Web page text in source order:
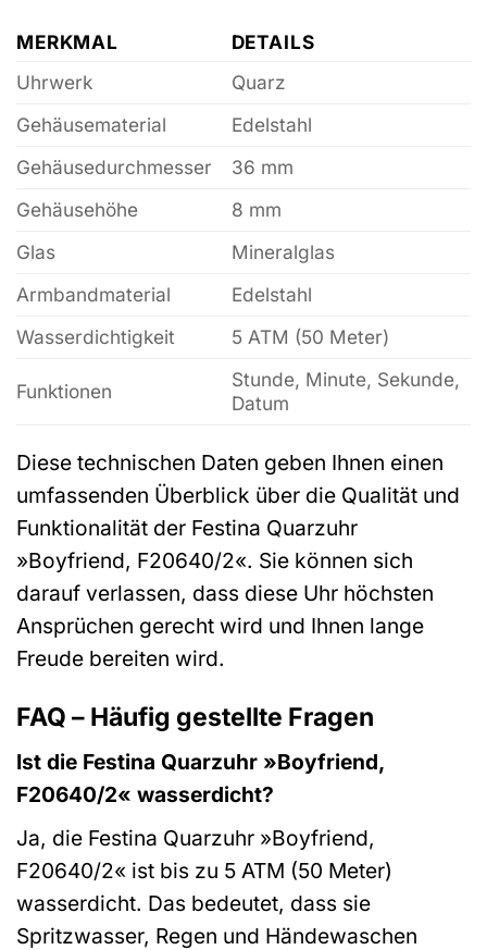
MERKMAL
DETAILS
Uhrwerk
Quarz
Gehäusematerial
Edelstahl
Gehäusedurchmesser
36 mm
Gehäusehöhe
8 mm
Glas
Mineralglas
Armbandmaterial
Edelstahl
Wasserdichtigkeit
5 ATM (50 Meter)
Funktionen
Stunde, Minute, Sekunde,
Datum
Diese technischen Daten geben Ihnen einen
umfassenden Überblick über die Qualität und
Funktionalität der Festina Quarzuhr
»Boyfriend, F20640/2«. Sie können sich
darauf verlassen, dass diese Uhr höchsten
Ansprüchen gerecht wird und Ihnen lange
Freude bereiten wird.
FAQ – Häufig gestellte Fragen
Ist die Festina Quarzuhr »Boyfriend,
F20640/2« wasserdicht?
Ja, die Festina Quarzuhr »Boyfriend,
F20640/2« ist bis zu 5 ATM (50 Meter)
wasserdicht. Das bedeutet, dass sie
Spritzwasser, Regen und Händewaschen